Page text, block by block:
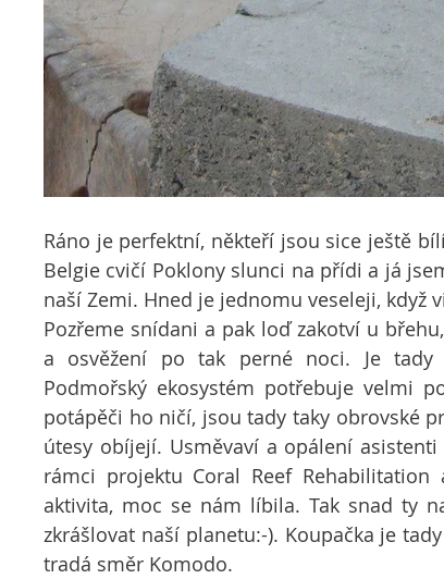
Ráno je perfektní, někteří jsou sice ještě
Belgie cvičí Poklony slunci na přídi a já
naší Zemi. Hned je jednomu veseleji, když
Pozřeme snídani a pak loď zakotví u
a osvěžení po tak perné noci. Je tady
Podmořský ekosystém potřebuje velmi
potápěči ho ničí, jsou tady taky obrovské
útesy obíjejí. Usměvaví a opálení
rámci projektu Coral Reef
aktivita, moc se nám líbila. Tak snad ty
zkrášlovat naší planetu:-). Koupačka je
tradá směr Komodo.